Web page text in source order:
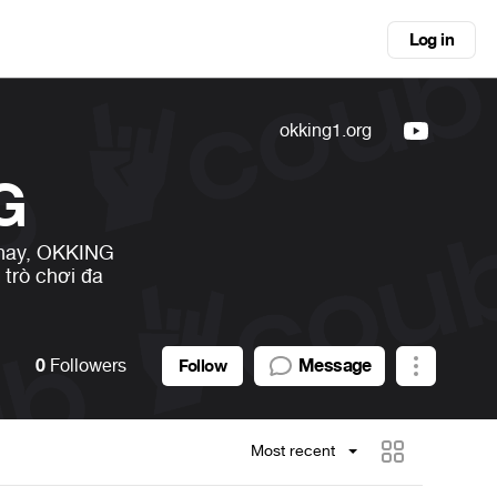
Log in
OKKING
chơi đa
okking1.org
0 Followers Follow Message
Most recent